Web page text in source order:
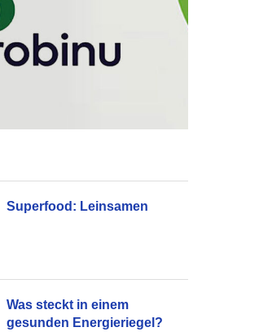
Superfood: Leinsamen
Was steckt in einem
gesunden Energieriegel?